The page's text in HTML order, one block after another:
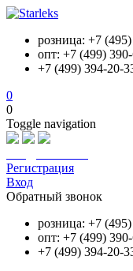
розница: +7
опт: +7 (499)
+7 (499) 394-20-
0
0
Toggle navigation
Регистрация
Вход
Обратный звонок
розница: +7
опт: +7 (499)
+7 (499) 394-20-